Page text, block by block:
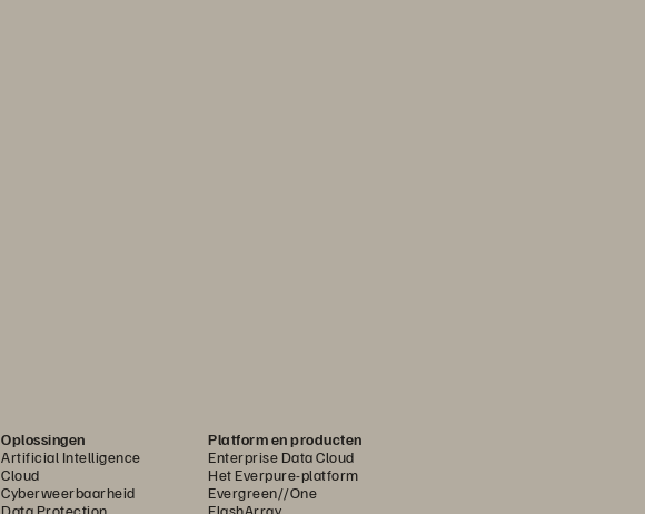
Oplossingen
Artificial Intelligence
Cloud
Cyberweerbaarheid
Platform en producten
Enterprise Data Cloud
Het Everpure-platform
Evergreen//One